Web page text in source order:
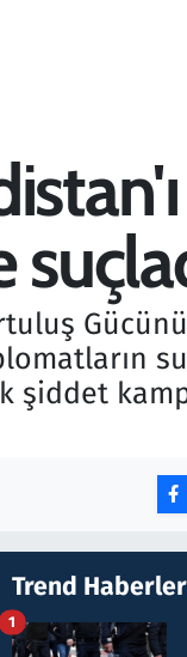
şiddet
Trend Haberler
1